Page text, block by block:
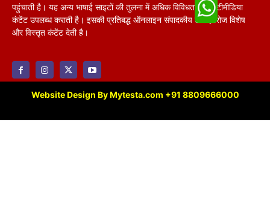
पहुंचाती है। यह अन्य भाषाई साइटों की तुलना में अधिक विविधतापूर्ण मल्टीमीडिया
कंटेंट उपलब्ध कराती है। इसकी प्रतिबद्ध ऑनलाइन संपादकीय टीम हररोज विशेष
और विस्तृत कंटेंट देती है।
Website Design By Mytesta.com +91 8809666000